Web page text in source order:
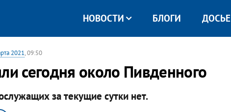
НОВОСТИ БЛОГИ ДОСЬЕ
2021, 09:50
сегодня около Пивденного
за текущие сутки нет.